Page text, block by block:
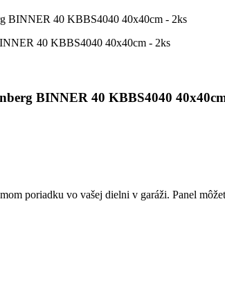
BINNER 40 KBBS4040 40x40cm - 2ks
BINNER 40 KBBS4040
poriadku vo vašej dielni v garáži. Panel